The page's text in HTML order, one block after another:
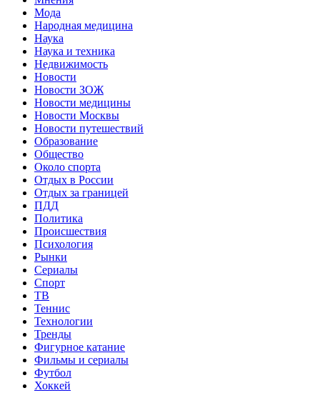
Мода
Народная медицина
Наука
Наука и техника
Недвижимость
Новости
Новости ЗОЖ
Новости медицины
Новости Москвы
Новости путешествий
Образование
Общество
Около спорта
Отдых в России
Отдых за границей
ПДД
Политика
Происшествия
Психология
Рынки
Сериалы
Спорт
ТВ
Теннис
Технологии
Тренды
Фигурное катание
Фильмы и сериалы
Футбол
Хоккей